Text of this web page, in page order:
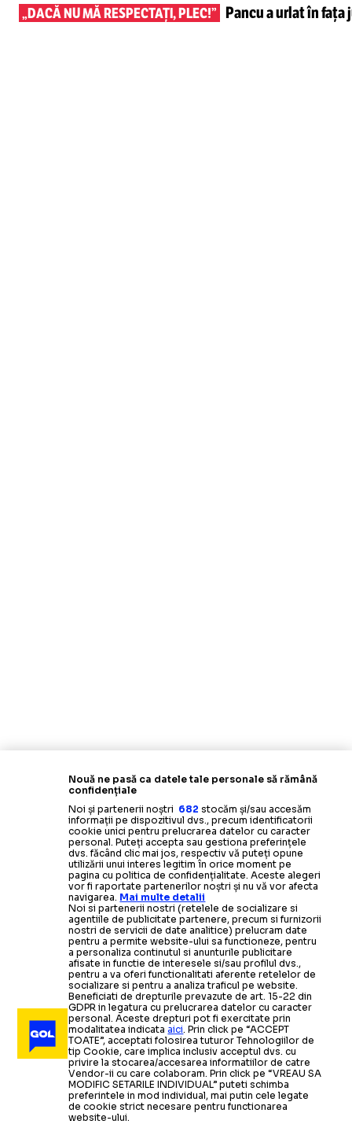
„DACĂ NU MĂ RESPECTAȚI, PLEC!” Pancu a urlat în
Nouă ne pasă ca datele tale personale să rămână
confidențiale
Noi și partenerii noștri 682 stocăm și/sau accesăm
informații pe dispozitivul dvs., precum identificatorii
cookie unici pentru prelucrarea datelor cu caracter
personal. Puteți accepta sau gestiona preferințele
dvs. făcând clic mai jos, respectiv vă puteți opune
utilizării unui interes legitim în orice moment pe
pagina cu politica de confidențialitate. Aceste alegeri
vor fi raportate partenerilor noștri și nu vă vor afecta
navigarea. Mai multe detalii
Noi si partenerii nostri (retelele de socializare si
agentiile de publicitate partenere, precum si furnizorii
nostri de servicii de date analitice) prelucram date
pentru a permite website-ului sa functioneze, pentru
a personaliza continutul si anunturile publicitare
afisate in functie de interesele si/sau profilul dvs.,
pentru a va oferi functionalitati aferente retelelor de
socializare si pentru a analiza traficul pe website.
Beneficiati de drepturile prevazute de art. 15-22 din
GDPR in legatura cu prelucrarea datelor cu caracter
personal. Aceste drepturi pot fi exercitate prin
modalitatea indicataaici. Prin click pe “ACCEPT
TOATE”, acceptati folosirea tuturor Tehnologiilor de
tip Cookie, care implica inclusiv acceptul dvs. cu
privire la stocarea/accesarea informatiilor de catre
Vendor-ii cu care colaboram. Prin click pe “VREAU SA
MODIFIC SETARILE INDIVIDUAL” puteti schimba
preferintele in mod individual, mai putin cele legate
de cookie strict necesare pentru functionarea
website-ului.